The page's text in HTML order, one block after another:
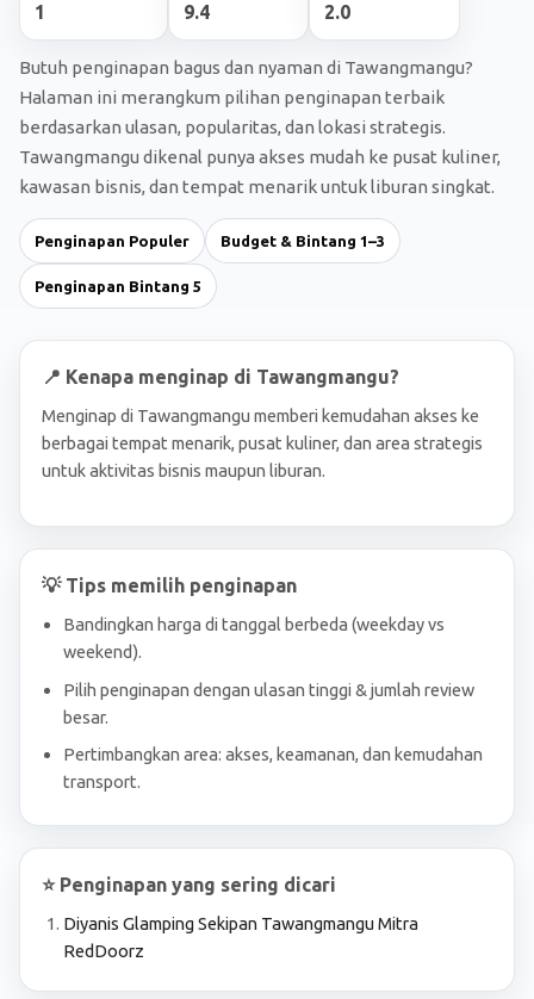
1 9.4 2.0
Butuh penginapan bagus dan nyaman di Tawangmangu?
Halaman ini merangkum pilihan penginapan terbaik
berdasarkan ulasan, popularitas, dan lokasi strategis.
Tawangmangu dikenal punya akses mudah ke pusat kuliner,
kawasan bisnis, dan tempat menarik untuk liburan singkat.
Penginapan Populer Budget & Bintang 1–3
Penginapan Bintang 5
📍 Kenapa menginap di Tawangmangu?
Menginap di Tawangmangu memberi kemudahan akses ke
berbagai tempat menarik, pusat kuliner, dan area strategis
untuk aktivitas bisnis maupun liburan.
💡 Tips memilih penginapan
Bandingkan harga di tanggal berbeda (weekday vs
weekend).
Pilih penginapan dengan ulasan tinggi & jumlah review
besar.
Pertimbangkan area: akses, keamanan, dan kemudahan
transport.
⭐ Penginapan yang sering dicari
Diyanis Glamping Sekipan Tawangmangu Mitra
RedDoorz